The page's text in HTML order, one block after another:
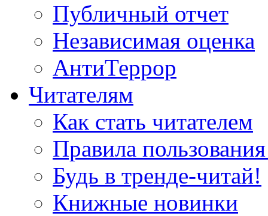
Публичный отчет
Независимая оценка
АнтиТеррор
Читателям
Как стать читателем
Правила
Будь в тренде-читай!
Книжные новинки